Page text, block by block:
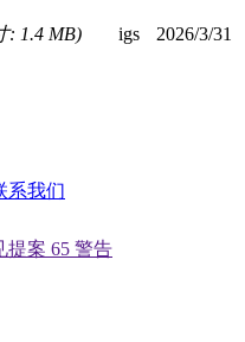
: 1.4 MB) igs 2026/3/31
系我们
提案 65 警告